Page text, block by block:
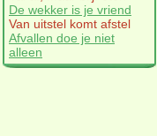
De wekker is je vriend
Van uitstel komt afstel
Afvallen doe je niet
alleen